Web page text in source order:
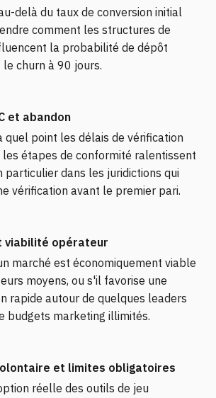
delà du taux de conversion initial
comment les structures de
la probabilité de dépôt
churn à 90 jours.
et abandon
quel point les délais de vérification
étapes de conformité ralentissent
particulier dans les juridictions qui
vérification avant le premier pari.
viabilité opérateur
marché est économiquement viable
moyens, ou s'il favorise une
rapide autour de quelques leaders
budgets marketing illimités.
et limites obligatoires
réelle des outils de jeu